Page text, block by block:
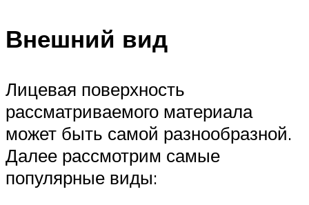
Внешний вид
Лицевая поверхность
рассматриваемого материала
может быть самой разнообразной.
Далее рассмотрим самые
популярные виды: